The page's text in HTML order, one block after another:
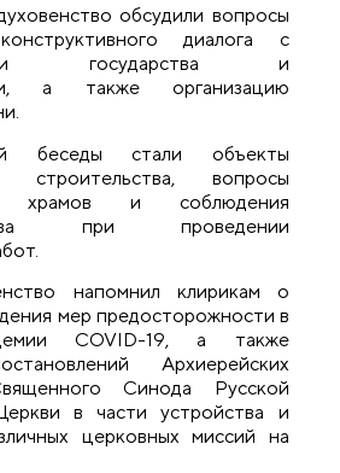
обсудили вопросы
диалога с
государства и
а также организацию
беседы стали объекты
строительства, вопросы
храмов и соблюдения
при проведении
напомнил клирикам о
мер предосторожности в
COVID-19, а также
Архиерейских
Синода Русской
в части устройства и
церковных миссий на